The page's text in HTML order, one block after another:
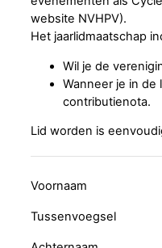
website NVHPV).
Het jaarlidmaatschap
Wil je de
Wanneer je in de
contributienota.
Lid worden is
Voornaam
Tussenvoegsel